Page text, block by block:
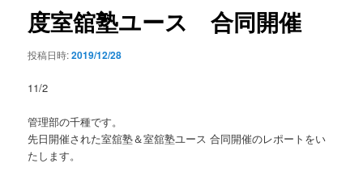
シ
度室舘塾ユース 合同開催
投稿日時:2019/12/28
11/2
管理部の千種です。
先日開催された室舘塾＆室舘塾ユース 合同開催のレポートをい
たします。